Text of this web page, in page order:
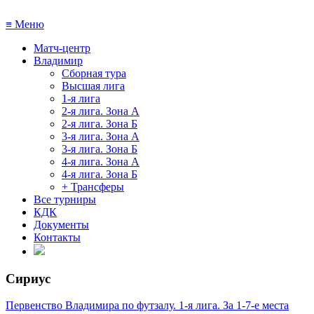
≡ Меню
Матч-центр
Владимир
Сборная тура
Высшая лига
1-я лига
2-я лига. Зона А
2-я лига. Зона Б
3-я лига. Зона А
3-я лига. Зона Б
4-я лига. Зона А
4-я лига. Зона Б
+ Трансферы
Все турниры
КДК
Документы
Контакты
Сириус
Первенство Владимира по футзалу. 1-я лига. За 1-7-е места